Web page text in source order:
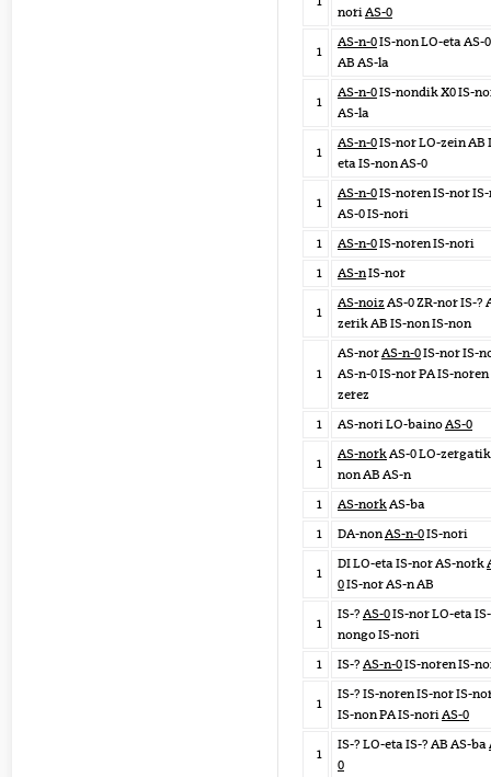
noriAS-0
1
AS-n-0IS-non LO-eta AS-0
AB AS-la
1
AS-n-0IS-nondik X0 IS-
AS-la
1
AS-n-0IS-nor LO-zein AB
eta IS-non AS-0
1
AS-n-0IS-noren IS-nor
AS-0 IS-nori
1
AS-n-0IS-noren IS-nori
1
AS-nIS-nor
1
AS-noiz AS-0 ZR-nor IS-?
zerik AB IS-non IS-non
1
AS-norAS-n-0IS-nor IS-
AS-n-0 IS-nor PA IS-noren
zerez
1
AS-nori LO-bainoAS-0
1
AS-norkAS-0 LO-
non AB AS-n
1
AS-norkAS-ba
1
DA-nonAS-n-0IS-nori
1
DI LO-eta IS-nor AS-nork
0IS-nor AS-n AB
1
IS-? AS-0IS-nor LO-eta IS-
nongo IS-nori
1
IS-? AS-n-0IS-noren IS-
1
IS-? IS-noren IS-nor IS-
IS-non PA IS-noriAS-0
1
IS-? LO-eta IS-? AB AS-ba
0